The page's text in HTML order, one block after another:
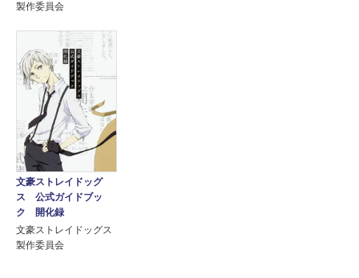
製作委員会
文豪ストレイドッグ
ス 公式ガイドブッ
ク 開化録
文豪ストレイドッグス
製作委員会